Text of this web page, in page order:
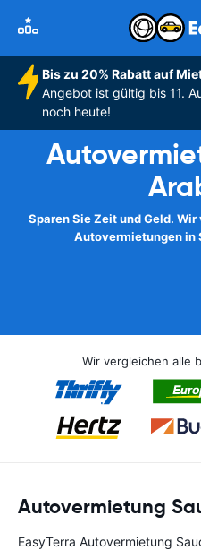
Bis zu 20% Rabatt auf
Angebot ist gültig bis 11.
noch heute!
Sparen Sie Zeit und Geld.
Autovermietungen in
Wir vergleichen alle
Autovermietung
EasyTerra Autovermietung